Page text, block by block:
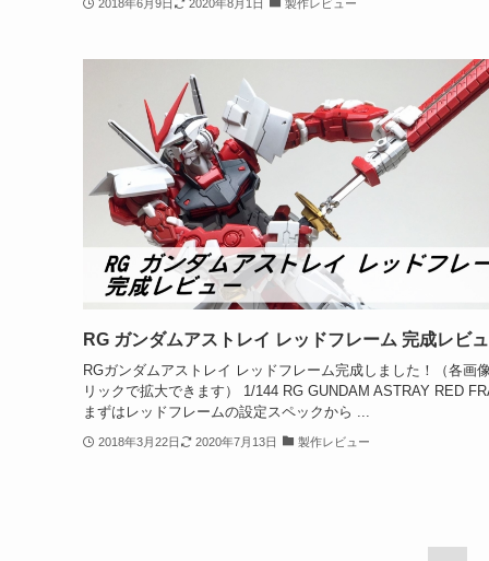
2018年6月9日 2020年8月1日 製作レビュー
RG ガンダムアストレイ レッドフレーム 完成レビ
RGガンダムアストレイ レッドフレーム完成しました！（各画
リックで拡大できます） 1/144 RG GUNDAM ASTRAY RED
まずはレッドフレームの設定スペックから ...
2018年3月22日 2020年7月13日 製作レビュー